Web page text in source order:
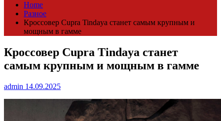
Home
Разное
Кроссовер Cupra Tindaya станет самым крупным и
мощным в гамме
Кроссовер Cupra Tindaya станет
самым крупным и мощным в гамме
admin 14.09.2025